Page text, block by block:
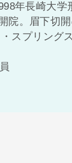
年長崎大
院。眉下切
スプリング